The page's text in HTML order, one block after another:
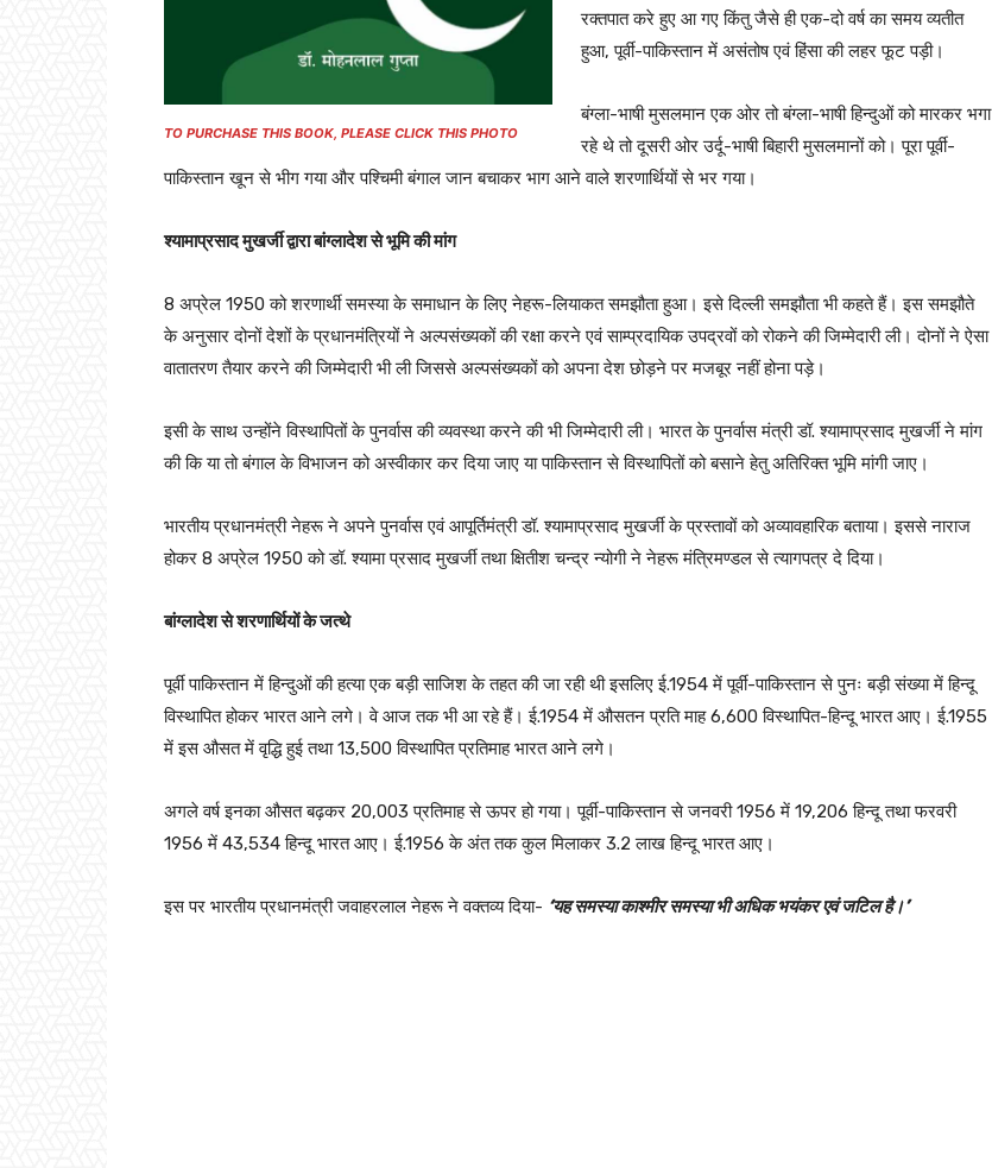
TO PURCHASE THIS BOOK, PLEASE CLICK THIS PHOTO
रक्तपात करे हुए आ गए किंतु जैसे ही एक-दो वर्ष का समय व्यतीत
हुआ, पूर्वी-पाकिस्तान में असंतोष एवं हिंसा की लहर फूट पड़ी।
बंग्ला-भाषी मुसलमान एक ओर तो बंग्ला-भाषी हिन्दुओं को मारकर भगा
रहे थे तो दूसरी ओर उर्दू-भाषी बिहारी मुसलमानों को। पूरा पूर्वी-
पाकिस्तान खून से भीग गया और पश्चिमी बंगाल जान बचाकर भाग आने वाले शरणार्थियों से भर गया।
श्यामाप्रसाद मुखर्जी द्वारा बांग्लादेश से भूमि की मांग
8 अप्रेल 1950 को शरणार्थी समस्या के समाधान के लिए नेहरू-लियाकत समझौता हुआ। इसे दिल्ली समझौता भी कहते हैं। इस समझौते
के अनुसार दोनों देशों के प्रधानमंत्रियों ने अल्पसंख्यकों की रक्षा करने एवं साम्प्रदायिक उपद्रवों को रोकने की जिम्मेदारी ली। दोनों ने ऐसा
वातातरण तैयार करने की जिम्मेदारी भी ली जिससे अल्पसंख्यकों को अपना देश छोड़ने पर मजबूर नहीं होना पड़े।
इसी के साथ उन्होंने विस्थापितों के पुनर्वास की व्यवस्था करने की भी जिम्मेदारी ली। भारत के पुनर्वास मंत्री डॉ. श्यामाप्रसाद मुखर्जी ने मांग
की कि या तो बंगाल के विभाजन को अस्वीकार कर दिया जाए या पाकिस्तान से विस्थापितों को बसाने हेतु अतिरिक्त भूमि मांगी जाए।
भारतीय प्रधानमंत्री नेहरू ने अपने पुनर्वास एवं आपूर्तिमंत्री डॉ. श्यामाप्रसाद मुखर्जी के प्रस्तावों को अव्यावहारिक बताया। इससे नाराज
होकर 8 अप्रेल 1950 को डॉ. श्यामा प्रसाद मुखर्जी तथा क्षितीश चन्द्र न्योगी ने नेहरू मंत्रिमण्डल से त्यागपत्र दे दिया।
बांग्लादेश से शरणार्थियों के जत्थे
पूर्वी पाकिस्तान में हिन्दुओं की हत्या एक बड़ी साजिश के तहत की जा रही थी इसलिए ई.1954 में पूर्वी-पाकिस्तान से पुनः बड़ी संख्या में हिन्दू
विस्थापित होकर भारत आने लगे। वे आज तक भी आ रहे हैं। ई.1954 में औसतन प्रति माह 6,600 विस्थापित-हिन्दू भारत आए। ई.1955
में इस औसत में वृद्धि हुई तथा 13,500 विस्थापित प्रतिमाह भारत आने लगे।
अगले वर्ष इनका औसत बढ़कर 20,003 प्रतिमाह से ऊपर हो गया। पूर्वी-पाकिस्तान से जनवरी 1956 में 19,206 हिन्दू तथा फरवरी
1956 में 43,534 हिन्दू भारत आए। ई.1956 के अंत तक कुल मिलाकर 3.2 लाख हिन्दू भारत आए।
इस पर भारतीय प्रधानमंत्री जवाहरलाल नेहरू ने वक्तव्य दिया- ‘यह समस्या काश्मीर समस्या भी अधिक भयंकर एवं जटिल है।’